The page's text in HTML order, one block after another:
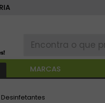
MARCAS
Desinfetantes